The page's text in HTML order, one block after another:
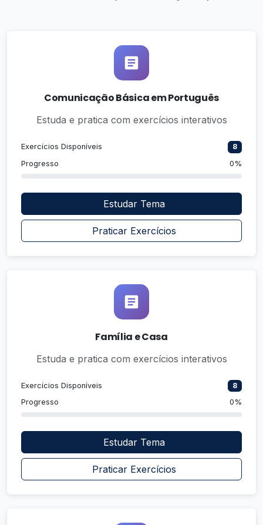
Comunicação Básica em Português
Estuda e pratica com exercícios interativos
Exercícios Disponíveis
8
Progresso
0%
Estudar Tema
Praticar Exercícios
Família e Casa
Estuda e pratica com exercícios interativos
Exercícios Disponíveis
8
Progresso
0%
Estudar Tema
Praticar Exercícios